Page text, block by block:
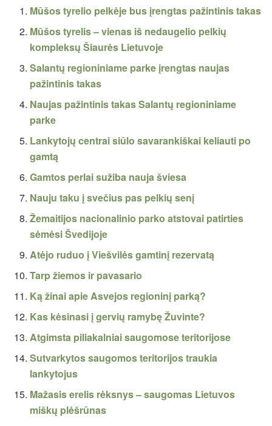
Mūšos tyrelio pelkėje bus įrengtas pažintinis takas
Mūšos tyrelis – vienas iš nedaugelio pelkių
kompleksų Šiaurės Lietuvoje
Salantų regioniniame parke įrengtas naujas
pažintinis takas
Naujas pažintinis takas Salantų regioniniame
parke
Lankytojų centrai siūlo savarankiškai keliauti po
gamtą
Gamtos perlai sužiba nauja šviesa
Nauju taku į svečius pas pelkių senį
Žemaitijos nacionalinio parko atstovai patirties
sėmėsi Švedijoje
Atėjo ruduo į Viešvilės gamtinį rezervatą
Tarp žiemos ir pavasario
Ką žinai apie Asvejos regioninį parką?
Kas kėsinasi į gervių ramybę Žuvinte?
Atgimsta piliakalniai saugomose teritorijose
Sutvarkytos saugomos teritorijos traukia
lankytojus
Mažasis erelis rėksnys – saugomas Lietuvos
miškų plėšrūnas